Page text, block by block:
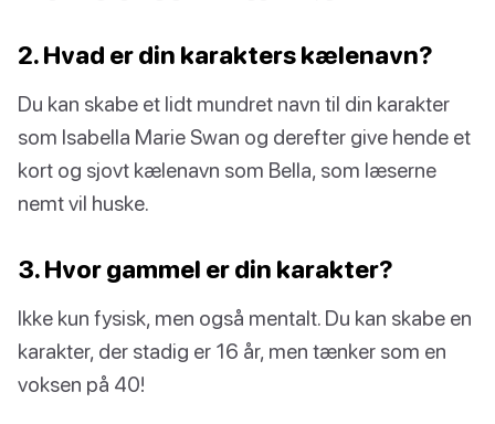
2. Hvad er din karakters kælenavn?
Du kan skabe et lidt mundret navn til din karakter
som Isabella Marie Swan og derefter give hende et
kort og sjovt kælenavn som Bella, som læserne
nemt vil huske.
3. Hvor gammel er din karakter?
Ikke kun fysisk, men også mentalt. Du kan skabe en
karakter, der stadig er 16 år, men tænker som en
voksen på 40!